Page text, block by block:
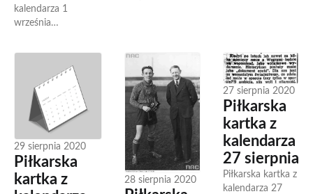
kalendarza 1
września
pokonała Norwegię
3-0 w Chorzowie i
awansowała do
Mistrzostw Świata
2002, bramki...
olimpijski 1972,
mistrz Polski z
Ruchem
Chorzów...
1972.08.30
Urodził się Pavel
Nedvěd...
29 sierpnia 2020
Piłkarska
kartka z
28 sierpnia 2020
27 sierpnia 2020
Piłkarska
kartka z
kalendarza
27 sierpnia
Piłkarska kartka z
kalendarza 27